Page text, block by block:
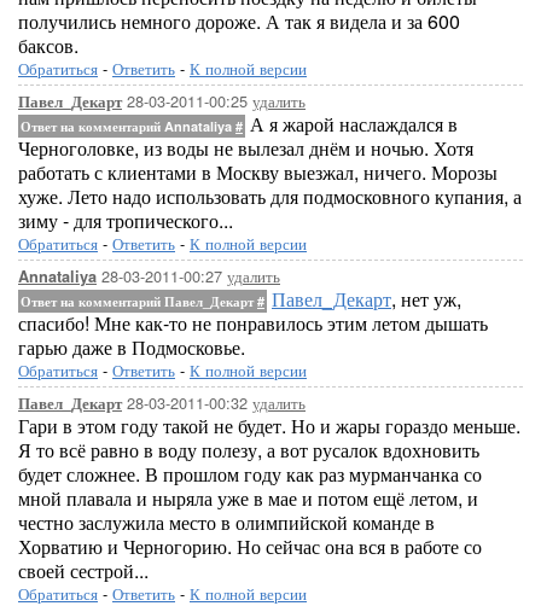
получились немного дороже. А так я видела и за 600
баксов.
Обратиться - Ответить - К полной версии
Павел_Декарт28-03-2011-00:25 удалить
Ответ на комментарий Annataliya # А я жарой наслаждался в
Черноголовке, из воды не вылезал днём и ночью. Хотя
работать с клиентами в Москву выезжал, ничего. Морозы
хуже. Лето надо использовать для подмосковного купания, а
зиму - для тропического...
Обратиться - Ответить - К полной версии
Annataliya 28-03-2011-00:27 удалить
Ответ на комментарий Павел_Декарт# Павел_Декарт, нет уж,
спасибо! Мне как-то не понравилось этим летом дышать
гарью даже в Подмосковье.
Обратиться - Ответить - К полной версии
Павел_Декарт28-03-2011-00:32 удалить
Гари в этом году такой не будет. Но и жары гораздо меньше.
Я то всё равно в воду полезу, а вот русалок вдохновить
будет сложнее. В прошлом году как раз мурманчанка со
мной плавала и ныряла уже в мае и потом ещё летом, и
честно заслужила место в олимпийской команде в
Хорватию и Черногорию. Но сейчас она вся в работе со
своей сестрой...
Обратиться - Ответить - К полной версии